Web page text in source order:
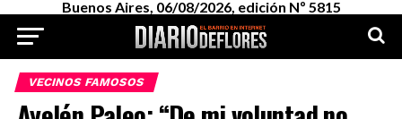
Buenos Aires, 06/08/2026, edición Nº 5815
VECINOS FAMOSOS